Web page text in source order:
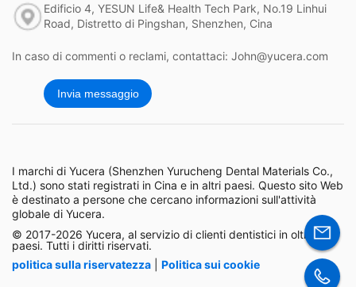
Edificio 4, YESUN Life& Health Tech Park, No.19 Linhui
Road, Distretto di Pingshan, Shenzhen, Cina
In caso di commenti o reclami, contattaci: John@yucera.com
Invia messaggio
I marchi di Yucera (Shenzhen Yurucheng Dental Materials Co.,
Ltd.) sono stati registrati in Cina e in altri paesi. Questo sito Web
è destinato a persone che cercano informazioni sull'attività
globale di Yucera.
© 2017-2026 Yucera, al servizio di clienti dentistici in oltre 150
paesi. Tutti i diritti riservati.
politica sulla riservatezza
Politica sui cookie